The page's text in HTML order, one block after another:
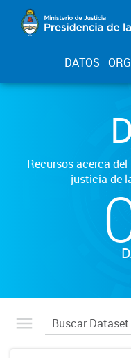
DATOS
Recursos acerca
justicia de